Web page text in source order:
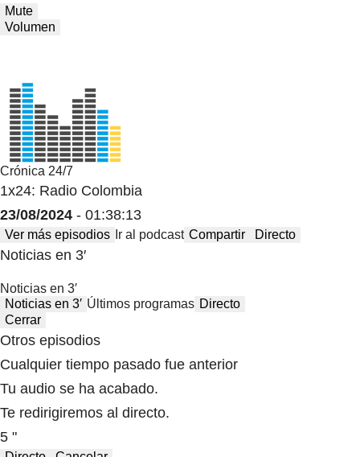
Mute
Volumen
Crónica 24/7
1x24: Radio Colombia
23/08/2024 - 01:38:13
Ver más episodios Ir al podcast Compartir Directo
Noticias en 3′
Noticias en 3′
Noticias en 3′ Últimos programas Directo
Cerrar
Otros episodios
Cualquier tiempo pasado fue anterior
Tu audio se ha acabado.
Te redirigiremos al directo.
5 "